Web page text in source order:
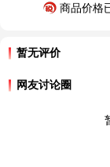
商品价格
暂无评价
网友讨论圈